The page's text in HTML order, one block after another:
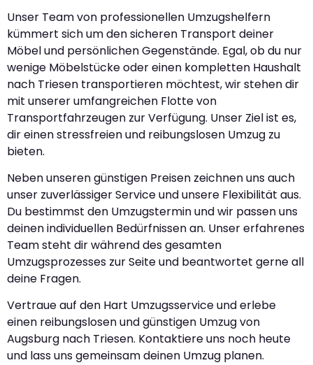
Unser Team von professionellen Umzugshelfern
kümmert sich um den sicheren Transport deiner
Möbel und persönlichen Gegenstände. Egal, ob du nur
wenige Möbelstücke oder einen kompletten Haushalt
nach Triesen transportieren möchtest, wir stehen dir
mit unserer umfangreichen Flotte von
Transportfahrzeugen zur Verfügung. Unser Ziel ist es,
dir einen stressfreien und reibungslosen Umzug zu
bieten.
Neben unseren günstigen Preisen zeichnen uns auch
unser zuverlässiger Service und unsere Flexibilität aus.
Du bestimmst den Umzugstermin und wir passen uns
deinen individuellen Bedürfnissen an. Unser erfahrenes
Team steht dir während des gesamten
Umzugsprozesses zur Seite und beantwortet gerne all
deine Fragen.
Vertraue auf den Hart Umzugsservice und erlebe
einen reibungslosen und günstigen Umzug von
Augsburg nach Triesen. Kontaktiere uns noch heute
und lass uns gemeinsam deinen Umzug planen.